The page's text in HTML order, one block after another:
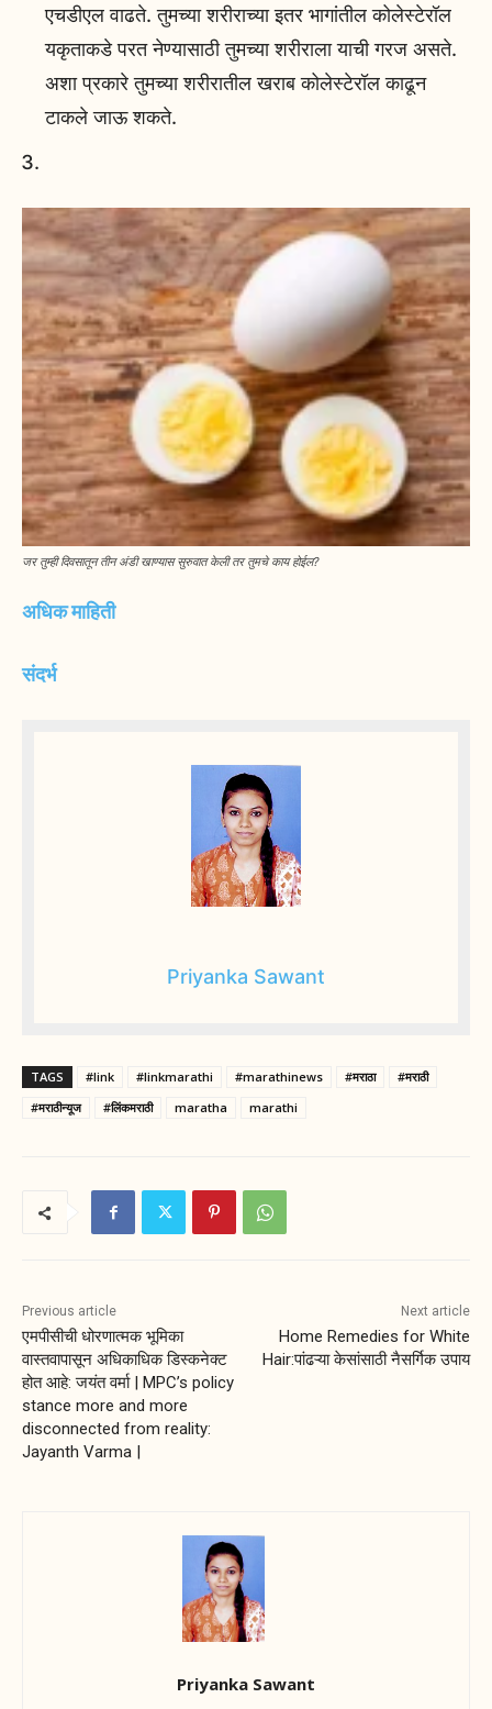
एचडीएल वाढते. तुमच्या शरीराच्या इतर भागांतील कोलेस्टेरॉल
यकृताकडे परत नेण्यासाठी तुमच्या शरीराला याची गरज असते.
अशा प्रकारे तुमच्या शरीरातील खराब कोलेस्टेरॉल काढून
टाकले जाऊ शकते.
जर तुम्ही दिवसातून तीन अंडी खाण्यास सुरुवात केली तर तुमचे काय होईल?
अधिक माहिती
संदर्भ
Priyanka Sawant
TAGS #link #linkmarathi #marathinews #मराठा
#मराठी
#मराठीन्यूज
#लिंकमराठी maratha marathi
Previous article
एमपीसीची धोरणात्मक भूमिका
वास्तवापासून अधिकाधिक डिस्कनेक्ट
होत आहे: जयंत वर्मा | MPC’s policy
stance more and more
disconnected from reality:
Jayanth Varma |
Next article
Home Remedies for White
Hair:पांढऱ्या केसांसाठी नैसर्गिक उपाय
Priyanka Sawant